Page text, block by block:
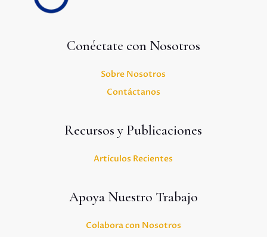
Conéctate con Nosotros
Sobre Nosotros
Contáctanos
Recursos y Publicaciones
Artículos Recientes
Apoya Nuestro Trabajo
Colabora con Nosotros